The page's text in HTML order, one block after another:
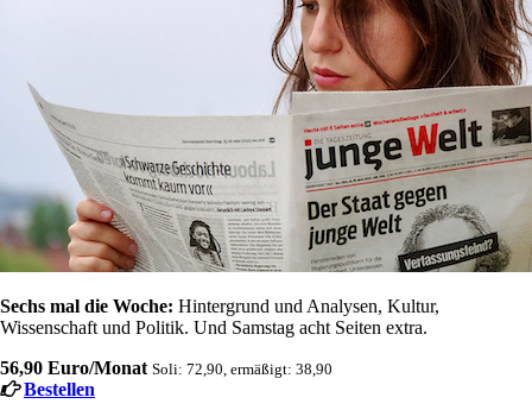
Sechs mal die Woche: Hintergrund und Analysen, Kultur,
Wissenschaft und Politik. Und Samstag acht Seiten extra.
56,90 Euro/Monat Soli: 72,90, ermäßigt: 38,90
Bestellen